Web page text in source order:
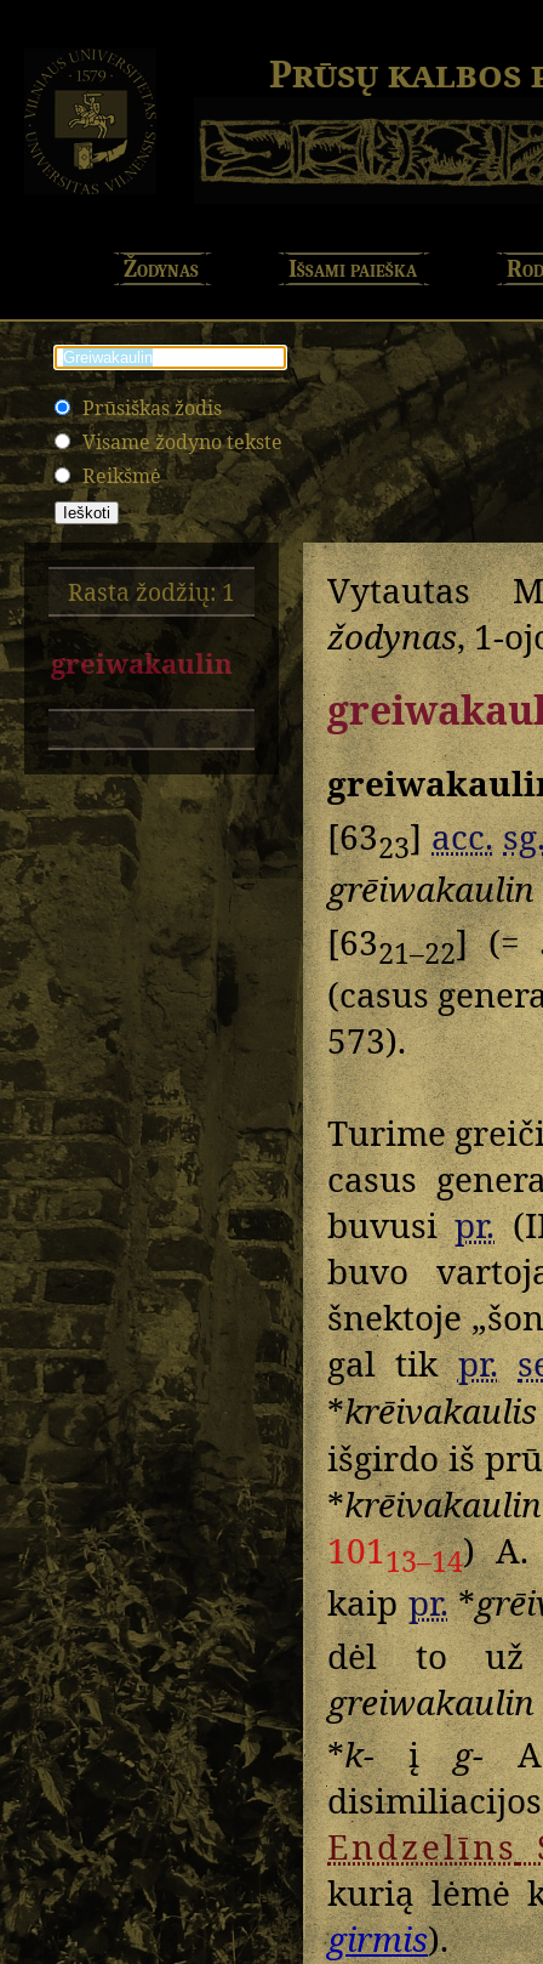
Prūsų kalbos
Žodynas Išsami paieška
Prūsiškas žodis
Visame žodyno tekste
Reikšmė
Rasta žodžių: 1
greiwakaulin
Vytautas
žodynas, 1-
[6323]acc.
grēiwakaulin
[6321–22] (=
(casus
573).
Turime
casus
buvusipr.
buvo
šnektoje
gal tikpr.
*krēivakaulis
išgirdo iš
*krēivakaulin
10113–14) A.
kaippr.*
dėl to už
greiwakaulin
*k-įg-A.
Endzelīns
kurią lėmė
girmis).